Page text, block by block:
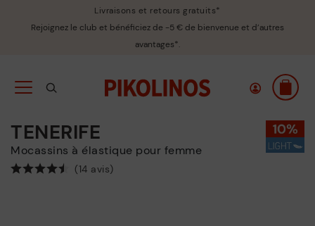
Livraisons et retours gratuits*
Rejoignez le club et bénéficiez de -5 € de bienvenue et d’autres
avantages*.
TENERIFE
Mocassins à élastique pour femme
(14 avis)